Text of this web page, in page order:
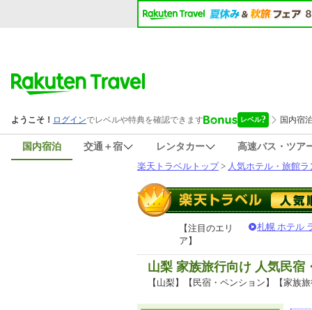
国内宿泊 交通＋宿 レンタカー
高速バス・ツア
楽天トラベルトップ> 人気ホテル・旅館ラ
【注目のエリ
ア】
札幌 ホテル
山梨 家族旅行向け 人気民宿
【山梨】【民宿・ペンション】【家族